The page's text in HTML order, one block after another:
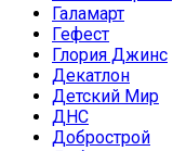
Галамарт
Гефест
Глория Джинс
Декатлон
Детский Мир
ДНС
Добрострой